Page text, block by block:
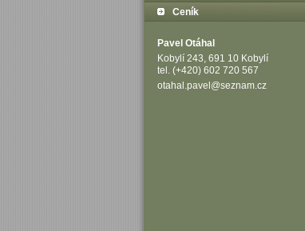
Ceník
Pavel Otáhal
Kobylí 243, 691 10 Kobylí
tel. (+420) 602 720 567
otahal.pavel@seznam.cz